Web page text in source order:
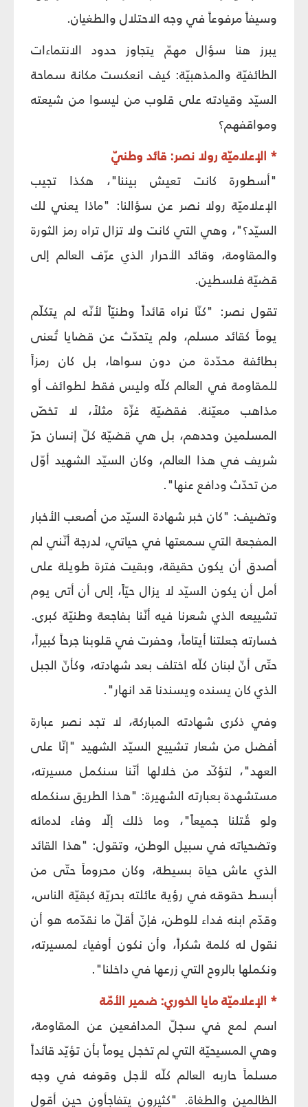
وسيفاً مرفوعاً في وجه الاحتلال والطغيان.
يبرز هنا سؤال مهمّ يتجاوز حدود الانتماءات
الطائفيّة والمذهبيّة: كيف انعكست مكانة سماحة
السيّد وقيادته على قلوب من ليسوا من شيعته
ومواقفهم؟
* الإعلاميّة رولا نصر: قائد وطنيّ
"أسطورة كانت تعيش بيننا"، هكذا تجيب
الإعلاميّة رولا نصر عن سؤالنا: "ماذا يعني لك
السيّد؟"، وهي التي كانت ولا تزال تراه رمز الثورة
والمقاومة، وقائد الأحرار الذي عرّف العالم إلى
قضيّة فلسطين.
تقول نصر: "كنّا نراه قائداً وطنيّاً لأنّه لم يتكلّم
يوماً كقائد مسلم، ولم يتحدّث عن قضايا تُعنى
بطائفة محدّدة من دون سواها، بل كان رمزاً
للمقاومة في العالم كلّه وليس فقط لطوائف أو
مذاهب معيّنة. فقضيّة غزّة مثلاً، لا تخصّ
المسلمين وحدهم، بل هي قضيّة كلّ إنسان حرّ
شريف في هذا العالم، وكان السيّد الشهيد أوّل
من تحدّث ودافع عنها".
وتضيف: "كان خبر شهادة السيّد من أصعب الأخبار
المفجعة التي سمعتها في حياتي، لدرجة أنّني لم
أصدق أن يكون حقيقة، وبقيت فترة طويلة على
أمل أن يكون السيّد لا يزال حيّاً، إلى أن أتى يوم
تشييعه الذي شعرنا فيه أنّنا بفاجعة وطنيّة كبرى.
خسارته جعلتنا أيتاماً، وحفرت في قلوبنا جرحاً كبيراً،
حتّى أنّ لبنان كلّه اختلف بعد شهادته، وكأنّ الجبل
الذي كان يسنده ويسندنا قد انهار".
وفي ذكرى شهادته المباركة، لا تجد نصر عبارة
أفضل من شعار تشييع السيّد الشهيد "إنّا على
العهد"، لتؤكّد من خلالها أنّنا سنكمل مسيرته،
مستشهدة بعبارته الشهيرة: "هذا الطريق سنكمله
ولو قُتلنا جميعاً"، وما ذلك إلّا وفاء لدمائه
وتضحياته في سبيل الوطن، وتقول: "هذا القائد
الذي عاش حياة بسيطة، وكان محروماً حتّى من
أبسط حقوقه في رؤية عائلته بحريّة كبقيّة الناس،
وقدّم ابنه فداء للوطن، فإنّ أقلّ ما نقدّمه هو أن
نقول له كلمة شكراً، وأن نكون أوفياء لمسيرته،
ونكملها بالروح التي زرعها في داخلنا".
* الإعلاميّة مايا الخوري: ضمير الأمّة
اسم لمع في سجلّ المدافعين عن المقاومة،
وهي المسيحيّة التي لم تخجل يوماً بأن تؤيّد قائداً
مسلماً حاربه العالم كلّه لأجل وقوفه في وجه
الظالمين والطغاة. "كثيرون يتفاجأون حين أقول